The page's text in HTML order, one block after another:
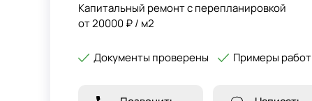
Капитальный ремонт с перепланировкой
от 20000 ₽ / м2
Документы проверены Примеры работ